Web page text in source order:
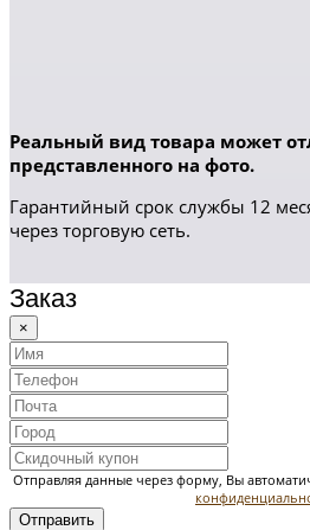
Реальный вид товара может
представленного на фото.
Гарантийный срок службы 12
через торговую сеть.
Заказ
×
Отправляя данные через форму, Вы
Отправить